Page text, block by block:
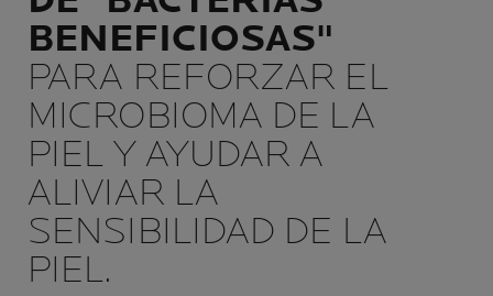
BENEFICIOSAS"
PARA REFORZAR EL
MICROBIOMA DE LA
PIEL Y AYUDAR A
ALIVIAR LA
SENSIBILIDAD DE LA
PIEL.